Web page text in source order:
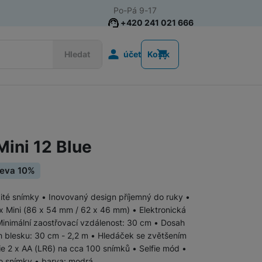
Hledat
Fotoaparáty OM System
+420 241 021 666
Po-Pá 9-17
Uživatelská
účet Košík
12 Blue
10%
snímky • Inovovaný design příjemný do ruky •
Mini (86 x 54 mm / 62 x 46 mm) • Elektronická
zaostřovací vzdálenost: 30 cm • Dosah
blesku: 30 cm - 2,2 m • Hledáček se zvětšením
2 x AA (LR6) na cca 100 snímků • Selfie mód •